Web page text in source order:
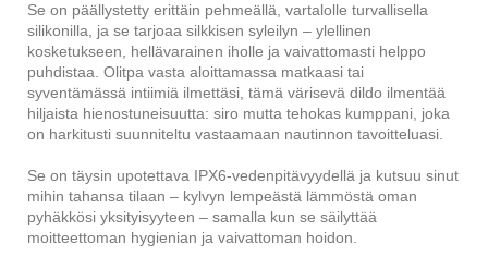
Se on päällystetty erittäin pehmeällä, vartalolle turvallisella
silikonilla, ja se tarjoaa silkkisen syleilyn – ylellinen
kosketukseen, hellävarainen iholle ja vaivattomasti helppo
puhdistaa. Olitpa vasta aloittamassa matkaasi tai
syventämässä intiimiä ilmettäsi, tämä värisevä dildo ilmentää
hiljaista hienostuneisuutta: siro mutta tehokas kumppani, joka
on harkitusti suunniteltu vastaamaan nautinnon tavoitteluasi.
Se on täysin upotettava IPX6-vedenpitävyydellä ja kutsuu sinut
mihin tahansa tilaan – kylvyn lempeästä lämmöstä oman
pyhäkkösi yksityisyyteen – samalla kun se säilyttää
moitteettoman hygienian ja vaivattoman hoidon.